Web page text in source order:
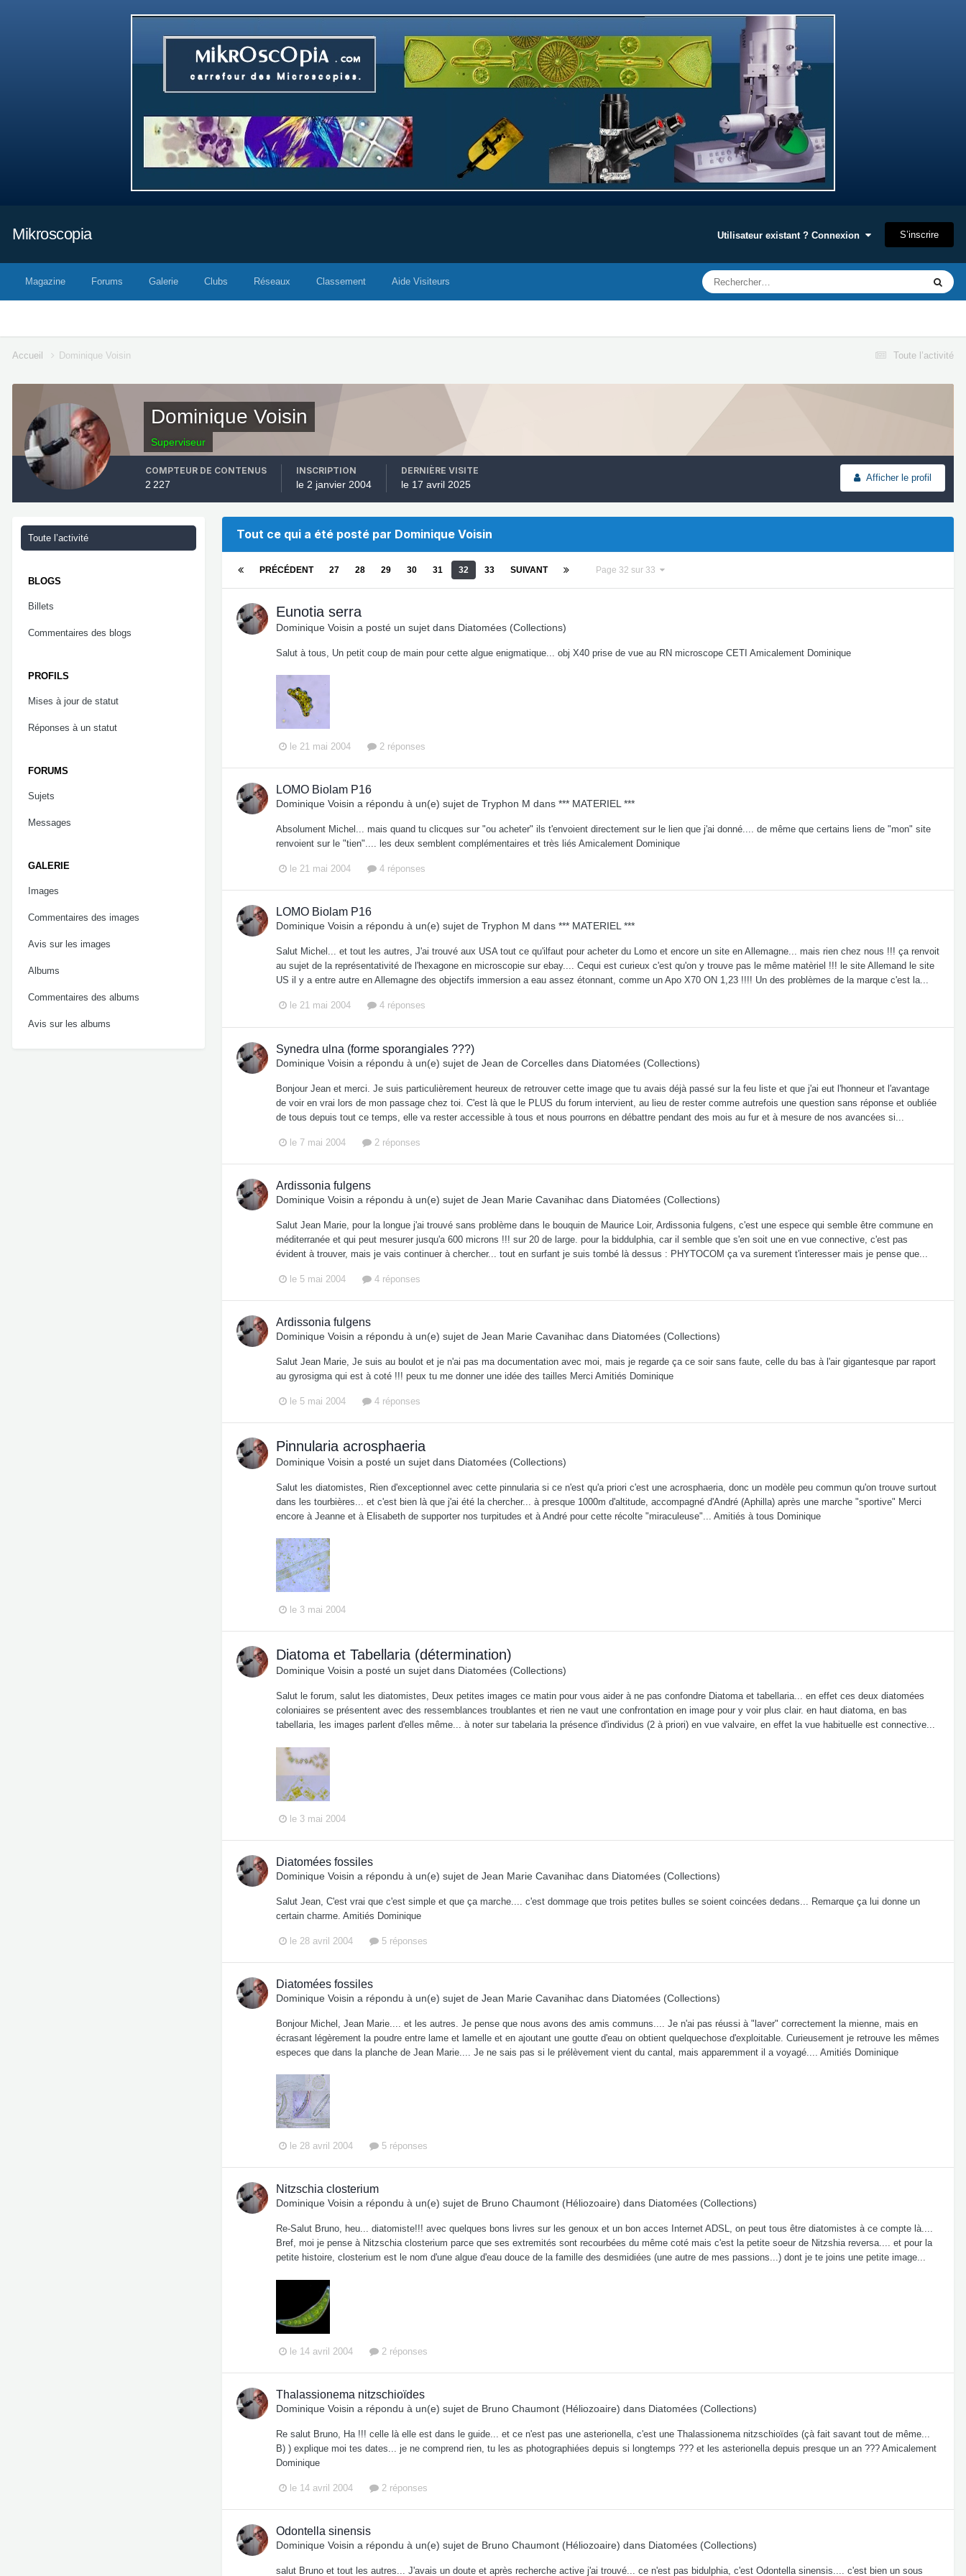
Mikroscopia Utilisateur existant ? Connexion S’inscrire
Magazine Forums Galerie Clubs Réseaux Classement Aide Visiteurs
Toute l’activité
Accueil Dominique Voisin
Dominique Voisin
Superviseur
Afficher le profil
COMPTEUR DE CONTENUS
2 227
INSCRIPTION
le 2 janvier 2004
DERNIÈRE VISITE
le 17 avril 2025
Toute l’activité
BLOGS
Billets
Commentaires des blogs
PROFILS
Mises à jour de statut
Réponses à un statut
FORUMS
Sujets
Messages
GALERIE
Images
Commentaires des images
Avis sur les images
Albums
Commentaires des albums
Avis sur les albums
Tout ce qui a été posté par Dominique Voisin
PRÉCÉDENT 27 28 29 30 31 32 33 SUIVANT Page 32 sur 33
Eunotia serra
Dominique Voisin a posté un sujet dans Diatomées (Collections)
Salut à tous, Un petit coup de main pour cette algue enigmatique... obj X40 prise de vue au RN microscope CETI Amicalement Dominique
le 21 mai 2004 2 réponses
LOMO Biolam P16
Dominique Voisin a répondu à un(e) sujet de Tryphon M dans *** MATERIEL ***
Absolument Michel... mais quand tu clicques sur "ou acheter" ils t'envoient directement sur le lien que j'ai donné.... de même que certains liens de "mon" site
renvoient sur le "tien".... les deux semblent complémentaires et très liés Amicalement Dominique
le 21 mai 2004 4 réponses
LOMO Biolam P16
Dominique Voisin a répondu à un(e) sujet de Tryphon M dans *** MATERIEL ***
Salut Michel... et tout les autres, J'ai trouvé aux USA tout ce qu'ilfaut pour acheter du Lomo et encore un site en Allemagne... mais rien chez nous !!! ça renvoit
au sujet de la représentativité de l'hexagone en microscopie sur ebay.... Cequi est curieux c'est qu'on y trouve pas le même matèriel !!! le site Allemand le site
US il y a entre autre en Allemagne des objectifs immersion a eau assez étonnant, comme un Apo X70 ON 1,23 !!!! Un des problèmes de la marque c'est la...
le 21 mai 2004 4 réponses
Synedra ulna (forme sporangiales ???)
Dominique Voisin a répondu à un(e) sujet de Jean de Corcelles dans Diatomées (Collections)
Bonjour Jean et merci. Je suis particulièrement heureux de retrouver cette image que tu avais déjà passé sur la feu liste et que j'ai eut l'honneur et l'avantage
de voir en vrai lors de mon passage chez toi. C'est là que le PLUS du forum intervient, au lieu de rester comme autrefois une question sans réponse et oubliée
de tous depuis tout ce temps, elle va rester accessible à tous et nous pourrons en débattre pendant des mois au fur et à mesure de nos avancées si...
le 7 mai 2004 2 réponses
Ardissonia fulgens
Dominique Voisin a répondu à un(e) sujet de Jean Marie Cavanihac dans Diatomées (Collections)
Salut Jean Marie, pour la longue j'ai trouvé sans problème dans le bouquin de Maurice Loir, Ardissonia fulgens, c'est une espece qui semble être commune en
méditerranée et qui peut mesurer jusqu'a 600 microns !!! sur 20 de large. pour la biddulphia, car il semble que s'en soit une en vue connective, c'est pas
évident à trouver, mais je vais continuer à chercher... tout en surfant je suis tombé là dessus : PHYTOCOM ça va surement t'interesser mais je pense que...
le 5 mai 2004 4 réponses
Ardissonia fulgens
Dominique Voisin a répondu à un(e) sujet de Jean Marie Cavanihac dans Diatomées (Collections)
Salut Jean Marie, Je suis au boulot et je n'ai pas ma documentation avec moi, mais je regarde ça ce soir sans faute, celle du bas à l'air gigantesque par raport
au gyrosigma qui est à coté !!! peux tu me donner une idée des tailles Merci Amitiés Dominique
le 5 mai 2004 4 réponses
Pinnularia acrosphaeria
Dominique Voisin a posté un sujet dans Diatomées (Collections)
Salut les diatomistes, Rien d'exceptionnel avec cette pinnularia si ce n'est qu'a priori c'est une acrosphaeria, donc un modèle peu commun qu'on trouve surtout
dans les tourbières... et c'est bien là que j'ai été la chercher... à presque 1000m d'altitude, accompagné d'André (Aphilla) après une marche "sportive" Merci
encore à Jeanne et à Elisabeth de supporter nos turpitudes et à André pour cette récolte "miraculeuse"... Amitiés à tous Dominique
le 3 mai 2004
Diatoma et Tabellaria (détermination)
Dominique Voisin a posté un sujet dans Diatomées (Collections)
Salut le forum, salut les diatomistes, Deux petites images ce matin pour vous aider à ne pas confondre Diatoma et tabellaria... en effet ces deux diatomées
coloniaires se présentent avec des ressemblances troublantes et rien ne vaut une confrontation en image pour y voir plus clair. en haut diatoma, en bas
tabellaria, les images parlent d'elles même... à noter sur tabelaria la présence d'individus (2 à priori) en vue valvaire, en effet la vue habituelle est connective...
le 3 mai 2004
Diatomées fossiles
Dominique Voisin a répondu à un(e) sujet de Jean Marie Cavanihac dans Diatomées (Collections)
Salut Jean, C'est vrai que c'est simple et que ça marche.... c'est dommage que trois petites bulles se soient coincées dedans... Remarque ça lui donne un
certain charme. Amitiés Dominique
le 28 avril 2004 5 réponses
Diatomées fossiles
Dominique Voisin a répondu à un(e) sujet de Jean Marie Cavanihac dans Diatomées (Collections)
Bonjour Michel, Jean Marie.... et les autres. Je pense que nous avons des amis communs.... Je n'ai pas réussi à "laver" correctement la mienne, mais en
écrasant légèrement la poudre entre lame et lamelle et en ajoutant une goutte d'eau on obtient quelquechose d'exploitable. Curieusement je retrouve les mêmes
especes que dans la planche de Jean Marie.... Je ne sais pas si le prélèvement vient du cantal, mais apparemment il a voyagé.... Amitiés Dominique
le 28 avril 2004 5 réponses
Nitzschia closterium
Dominique Voisin a répondu à un(e) sujet de Bruno Chaumont (Héliozoaire) dans Diatomées (Collections)
Re-Salut Bruno, heu... diatomiste!!! avec quelques bons livres sur les genoux et un bon acces Internet ADSL, on peut tous être diatomistes à ce compte là....
Bref, moi je pense à Nitzschia closterium parce que ses extremités sont recourbées du même coté mais c'est la petite soeur de Nitzshia reversa.... et pour la
petite histoire, closterium est le nom d'une algue d'eau douce de la famille des desmidiées (une autre de mes passions...) dont je te joins une petite image...
le 14 avril 2004 2 réponses
Thalassionema nitzschioïdes
Dominique Voisin a répondu à un(e) sujet de Bruno Chaumont (Héliozoaire) dans Diatomées (Collections)
Re salut Bruno, Ha !!! celle là elle est dans le guide... et ce n'est pas une asterionella, c'est une Thalassionema nitzschioïdes (çà fait savant tout de même...
B) ) explique moi tes dates... je ne comprend rien, tu les as photographiées depuis si longtemps ??? et les asterionella depuis presque un an ??? Amicalement
Dominique
le 14 avril 2004 2 réponses
Odontella sinensis
Dominique Voisin a répondu à un(e) sujet de Bruno Chaumont (Héliozoaire) dans Diatomées (Collections)
salut Bruno et tout les autres... J'avais un doute et après recherche active j'ai trouvé... ce n'est pas bidulphia, c'est Odontella sinensis.... c'est bien un sous